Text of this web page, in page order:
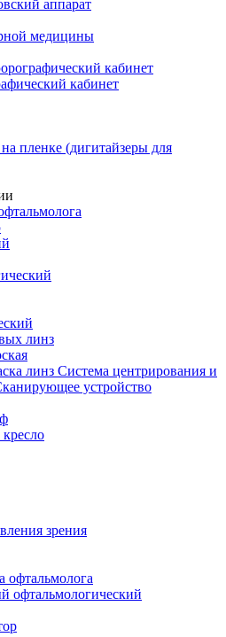
аппарат
медицины
кабинет
кабинет
пленке (дигитайзеры для
линз
линз Система центрирования и
устройство
зрения
офтальмолога
офтальмологический